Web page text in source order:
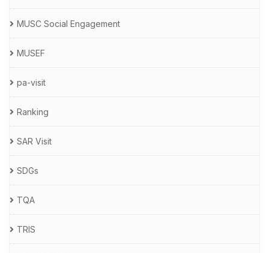
MUSC Social Engagement
MUSEF
pa-visit
Ranking
SAR Visit
SDGs
TQA
TRIS